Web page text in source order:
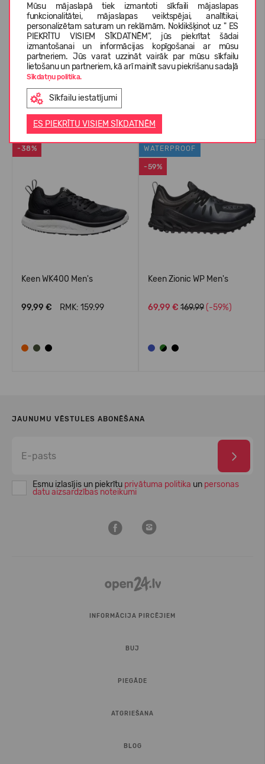
Mūsu mājaslapā tiek izmantoti sīkfaili mājaslapas
funkcionalitātei, mājaslapas veiktspējai, analītikai,
personalizētam saturam un reklāmām. Noklikšķinot uz " ES
PIEKRĪTU VISIEM SĪKDATNĒM", jūs piekrītat šādai
izmantošanai un informācijas kopīgošanai ar mūsu
partneriem. Jūs varat uzzināt vairāk par mūsu sīkfailu
lietošanu un partneriem, kā arī mainīt savu piekrišanu sadaļā
Sīkdatņu politika.
Sīkfailu iestatījumi
ES PIEKRĪTU VISIEM SĪKDATNĒM
PAR KEEN
KLIENTU ATSAUKSMES (0)
Līdzīgas preces
-38%
Keen WK400 Men's
99,99 € RMK: 159.99
-59%
WATERPROOF
Keen Zionic WP Men's
69,99 € 169.99 (-59%)
JAUNUMU VĒSTULES ABONĒŠANA
Esmu izlasījis un piekrītu privātuma politika un personas
datu aizsardzības noteikumi
INFORMĀCIJA PIRCĒJIEM
BUJ
PIEGĀDE
ATGRIEŠANA
BLOG